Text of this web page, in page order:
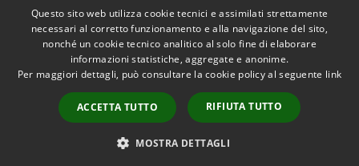
Accessibilità
Copyright © 2026 • Comune di
Ancona • Powered by
Municipium•
Accesso
redazione
Questo sito web utilizza cookie tecnici e assimilati strettamente
necessari al corretto funzionamento e alla navigazione del sito,
nonché un cookie tecnico analitico al solo fine di elaborare
informazioni statistiche, aggregate e anonime.
Per maggiori dettagli, può consultare la cookie policy al seguente link
ACCETTA TUTTO RIFIUTA TUTTO
MOSTRA DETTAGLI